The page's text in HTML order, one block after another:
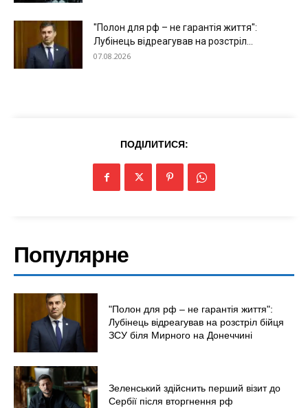
"Полон для рф – не гарантія життя":
Лубінець відреагував на розстріл...
07.08.2026
ПОДІЛИТИСЯ:
Популярне
"Полон для рф – не гарантія життя":
Лубінець відреагував на розстріл бійця
ЗСУ біля Мирного на Донеччині
Зеленський здійснить перший візит до
Сербії після вторгнення рф